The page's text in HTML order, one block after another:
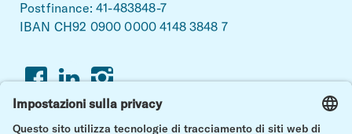
Postfinance: 41-483848-7
IBAN CH92 0900 0000 4148 3848 7
FacebookLinkedinInstagram